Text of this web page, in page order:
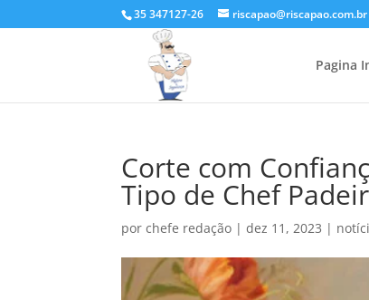
35 347127-26 riscapao@riscapao.com.br
Pagina
Corte com
Tipo de Chef
porchefe redação |dez 11, 2023 |